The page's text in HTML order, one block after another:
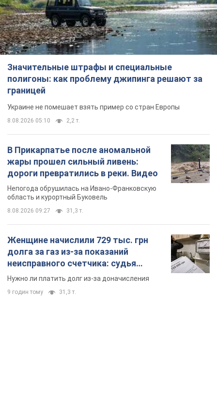
Украине не помешает взять пример со стран Европы
8.08.2026 05:10 2,2 т.
В Прикарпатье после аномальной
жары прошел сильный ливень:
дороги превратились в реки. Видео
Непогода обрушилась на Ивано-Франковскую
Женщине начислили 729 тыс. грн
долга за газ из-за показаний
неисправного счетчика: судья
вынес неожиданное решение
9 годин тому 31,3 т.